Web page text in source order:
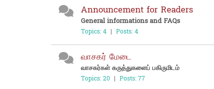
Announcement for Readers
General informations and FAQs
Topics: 4 | Posts: 4
வாசகர் மேடை
வாசகர்கள் கருத்துகளைப் பகிருமிடம்
Topics: 20 | Posts: 77